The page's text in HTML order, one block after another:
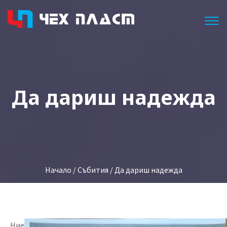
Да дариш надежда
Начало /Събития / Да дариш надежда
Ние